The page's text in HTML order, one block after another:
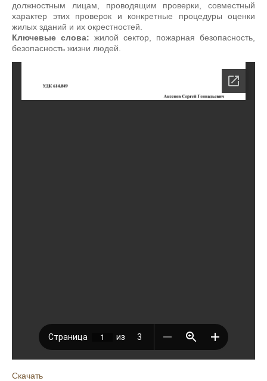
должностным лицам, проводящим проверки, совместный
характер этих проверок и конкретные процедуры оценки
жилых зданий и их окрестностей.
Ключевые слова: жилой сектор, пожарная безопасность,
безопасность жизни людей.
Скачать